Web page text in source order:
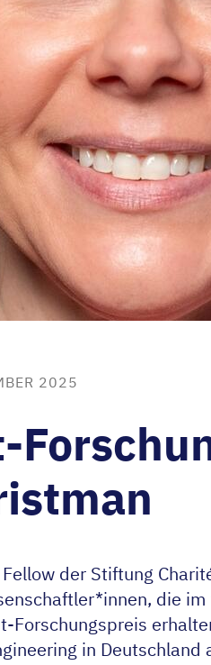
2025
der Stiftung
die im
Forschungspreis
in Deutschland